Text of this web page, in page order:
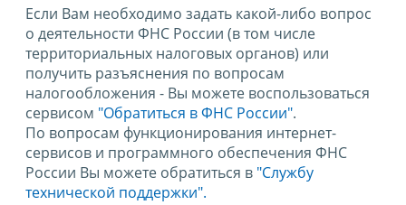
Если Вам необходимо задать какой-либо вопрос
о деятельности ФНС России (в том числе
территориальных налоговых органов) или
получить разъяснения по вопросам
налогообложения - Вы можете воспользоваться
сервисом "Обратиться в ФНС России".
По вопросам функционирования интернет-
сервисов и программного обеспечения ФНС
России Вы можете обратиться в "Службу
технической поддержки".